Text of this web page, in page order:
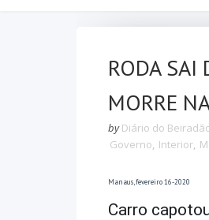
RODA SAI
MORRE
by Diário do
Governo, Interior,
Manaus, fevereiro 16-2020
Carro